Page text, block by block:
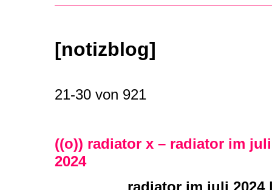
[notizblog]
21-30 von 921
((o)) radiator x – radiator im
2024
radiator im juli 2024